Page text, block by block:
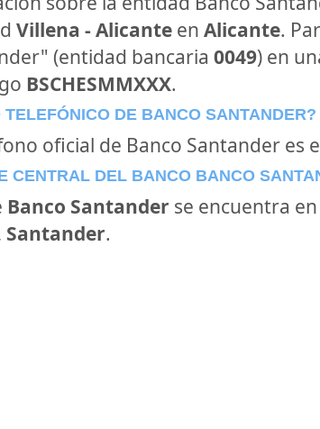
Villena - Alicante en Alicante.
(entidad bancaria 0049) en
BSCHESMMXXX.
DE BANCO SANTANDER?
oficial de Banco Santander es
CENTRAL DEL BANCO BANCO
Banco Santander se encuentra en
Santander.